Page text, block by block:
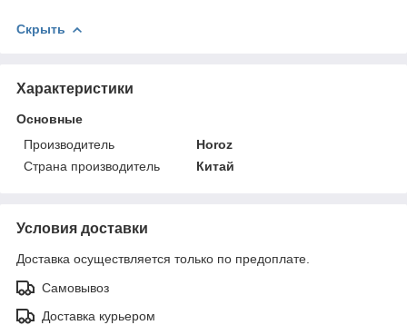
Скрыть
Характеристики
Основные
Производитель
Horoz
Страна производитель
Китай
Условия доставки
Доставка осуществляется только по предоплате.
Самовывоз
Доставка курьером